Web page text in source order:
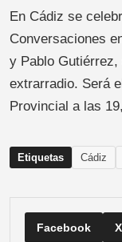
En Cádiz se
Conversaciones
y Pablo
extrarradio. Será
Provincial a las
Etiquetas Cádiz
Facebook X